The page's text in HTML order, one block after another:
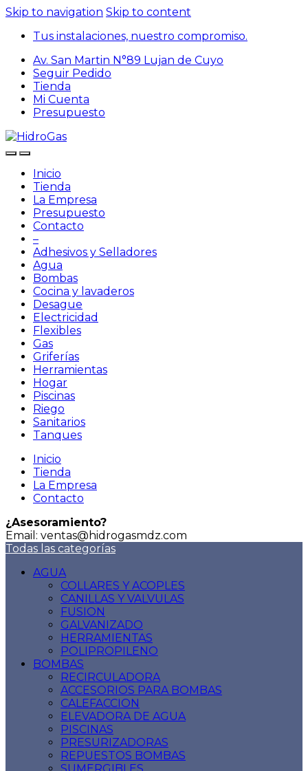
Skip to navigation Skip to content
Tus instalaciones, nuestro compromiso.
Av. San Martin N°89 Lujan de Cuyo
Seguir Pedido
Tienda
Mi Cuenta
Presupuesto
Inicio
Tienda
La Empresa
Presupuesto
Contacto
–
Adhesivos y Selladores
Agua
Bombas
Cocina y lavaderos
Desague
Electricidad
Flexibles
Gas
Griferías
Herramientas
Hogar
Piscinas
Riego
Sanitarios
Tanques
Inicio
Tienda
La Empresa
Contacto
¿Asesoramiento?
Email: ventas@hidrogasmdz.com
Todas las categorías
AGUA
COLLARES Y ACOPLES
CANILLAS Y VALVULAS
FUSION
GALVANIZADO
HERRAMIENTAS
POLIPROPILENO
BOMBAS
RECIRCULADORA
ACCESORIOS PARA BOMBAS
CALEFACCION
ELEVADORA DE AGUA
PISCINAS
PRESURIZADORAS
REPUESTOS BOMBAS